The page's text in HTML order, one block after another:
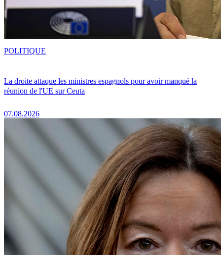
La droite attaque les ministres espagnols pour avoir manqué la
réunion de l'UE sur Ceuta
07.08.2026
POLITIQUE